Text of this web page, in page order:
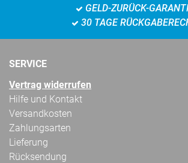
GELD-ZURÜCK-
30 TAGE
SERVICE
Vertrag widerrufen
Hilfe und Kontakt
Versandkosten
Zahlungsarten
Lieferung
Rücksendung